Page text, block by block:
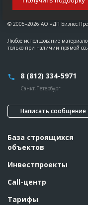
© 2005–2026 АО «ДП Бизнес
Любое использование
только при наличии прямой
8 (812) 334-5971
Санкт-Петербург
Написать сообщение
База строящихся
объектов
Инвестпроекты
Call-центр
Тарифы